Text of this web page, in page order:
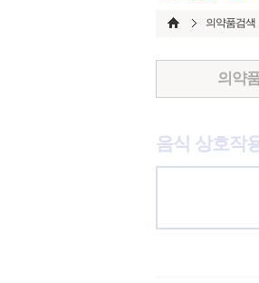
의약품검색
의약
음식 상호작